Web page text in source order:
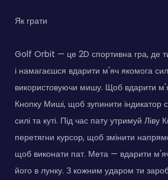
Як грати
Golf Orbit — це 2D спортивна гра, де
і намагаєшся вдарити м'яч якомога
використовуючи мишу. Щоб вдарити
Кнопку Миші, щоб зупинити індикатор
силі та куті. Під час пату утримуй Ліву
перетягни курсор, щоб змінити
щоб виконати пат. Мета — вдарити
його в лунку. З кожним ударом ти